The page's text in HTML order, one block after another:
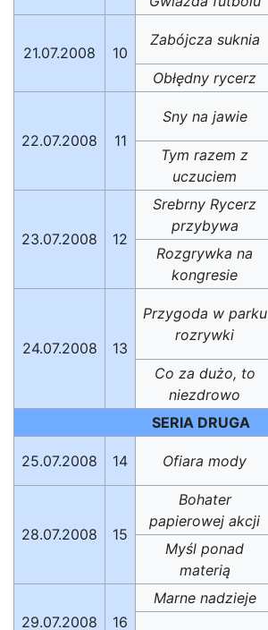
21.07.2008 10
Zabójcza suknia
Obłędny rycerz
22.07.2008 11
Sny na jawie
Tym razem z
uczuciem
23.07.2008 12
Srebrny Rycerz
przybywa
Rozgrywka na
kongresie
24.07.2008 13
Przygoda w parku
rozrywki
Co za dużo, to
niezdrowo
SERIA DRUGA
25.07.2008 14 Ofiara mody
28.07.2008 15
Bohater
papierowej akcji
Myśl ponad
materią
29.07.2008 16
Marne nadzieje